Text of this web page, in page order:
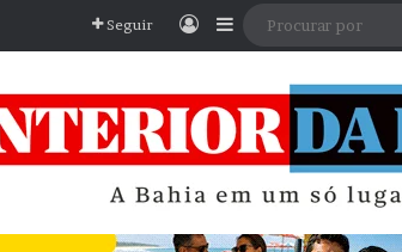
Seguir EntrarBarra Lateral